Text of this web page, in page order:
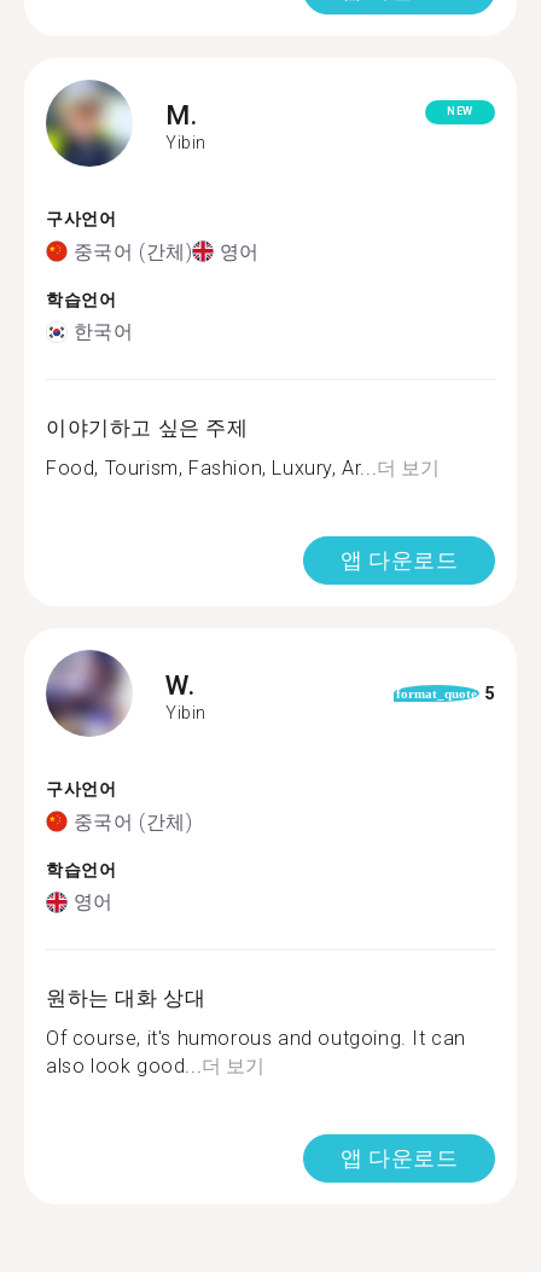
M.
Yibin
NEW
구사언어
중국어 (간체) 영어
학습언어
한국어
이야기하고 싶은 주제
Food, Tourism, Fashion, Luxury, Ar...더 보기
앱 다운로드
W.
Yibin
format_quote 5
구사언어
중국어 (간체)
학습언어
영어
원하는 대화 상대
Of course, it's humorous and outgoing. It can
also look good...더 보기
앱 다운로드